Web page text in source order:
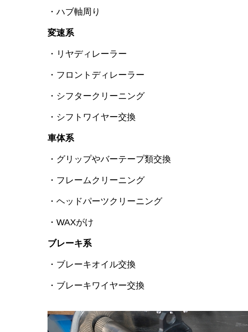
・ハブ軸周り
変速系
・リヤディレーラー
・フロントディレーラー
・シフタークリーニング
・シフトワイヤー交換
車体系
・グリップやバーテープ類交換
・フレームクリーニング
・ヘッドパーツクリーニング
・WAXがけ
ブレーキ系
・ブレーキオイル交換
・ブレーキワイヤー交換